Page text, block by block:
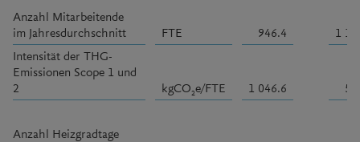
Anzahl Mitarbeitende
im Jahresdurchschnitt
FTE 946.4
1
Intensität der THG-
Emissionen Scope 1 und
2
kgCO2e/FTE 1 046.6
Anzahl Heizgradtage